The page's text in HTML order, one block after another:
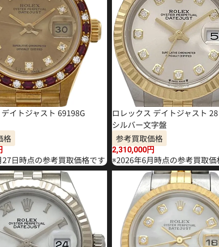
イトジャスト 69198G
格
日時点の参考買取価格です
ロレックス デイトジャスト
シルバー文字盤
参考買取価格
2,310,000円
※2026年6月時点の参考買取価